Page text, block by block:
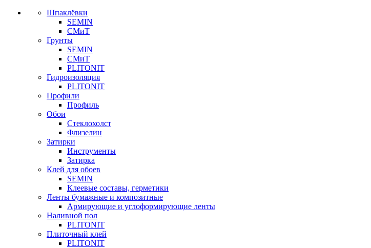
Шпаклёвки
SEMIN
СМиТ
Грунты
SEMIN
СМиТ
PLITONIT
Гидроизоляция
PLITONIT
Профили
Профиль
Обои
Стеклохолст
Флизелин
Затирки
Инструменты
Затирка
Клей для обоев
SEMIN
Клеевые составы, герметики
Ленты бумажные и композитные
Армирующие и углоформирующие ленты
Наливной пол
PLITONIT
Плиточный клей
PLITONIT